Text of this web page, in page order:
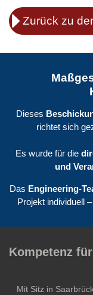
Zurück zu
Dieses
richtet sich
Es wurde für die
und
Das Engineering-
Projekt individuell
Kompetenz
Mit Sitz in